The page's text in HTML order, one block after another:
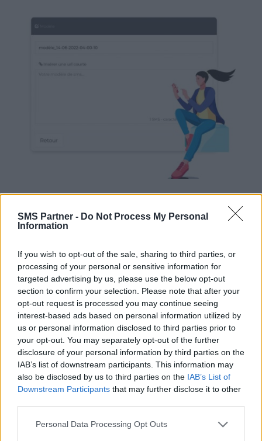
SMS Partner - Do Not Process My Personal
Information
If you wish to opt-out of the sale, sharing to third parties, or
processing of your personal or sensitive information for
targeted advertising by us, please use the below opt-out
section to confirm your selection. Please note that after your
opt-out request is processed you may continue seeing
interest-based ads based on personal information utilized by
us or personal information disclosed to third parties prior to
your opt-out. You may separately opt-out of the further
disclosure of your personal information by third parties on the
IAB’s list of downstream participants. This information may
also be disclosed by us to third parties on the IAB’s List of
Downstream Participants that may further disclose it to other
Personal Data Processing Opt Outs
Personnalisable
Voir le service >
Modifiable
Facile à utiliser